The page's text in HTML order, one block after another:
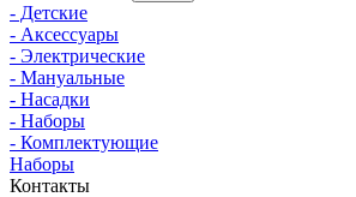
- Детские
- Аксессуары
- Электрические
- Мануальные
- Насадки
- Наборы
- Комплектующие
Наборы
Контакты